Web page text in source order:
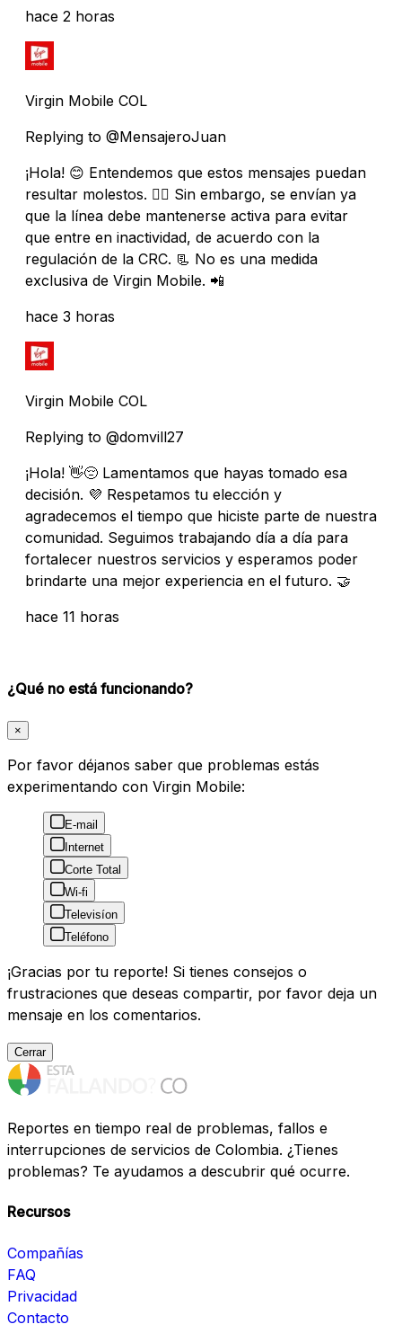
hace 2 horas
Virgin Mobile COL
Replying to @MensajeroJuan
¡Hola! 😊 Entendemos que estos mensajes puedan
resultar molestos. 🙇‍♂️ Sin embargo, se envían ya
que la línea debe mantenerse activa para evitar
que entre en inactividad, de acuerdo con la
regulación de la CRC. 📃 No es una medida
exclusiva de Virgin Mobile. 📲
hace 3 horas
Virgin Mobile COL
Replying to @domvill27
¡Hola! 👋😔 Lamentamos que hayas tomado esa
decisión. 💜 Respetamos tu elección y
agradecemos el tiempo que hiciste parte de nuestra
comunidad. Seguimos trabajando día a día para
fortalecer nuestros servicios y esperamos poder
brindarte una mejor experiencia en el futuro. 🤝
hace 11 horas
¿Qué no está funcionando?
×
Por favor déjanos saber que problemas estás
experimentando con Virgin Mobile:
E-mail
Internet
Corte Total
Wi-fi
Televisíon
Teléfono
¡Gracias por tu reporte! Si tienes consejos o
frustraciones que deseas compartir, por favor deja un
mensaje en los comentarios.
Cerrar
Reportes en tiempo real de problemas, fallos e
interrupciones de servicios de Colombia. ¿Tienes
problemas? Te ayudamos a descubrir qué ocurre.
Recursos
Compañías
FAQ
Privacidad
Contacto